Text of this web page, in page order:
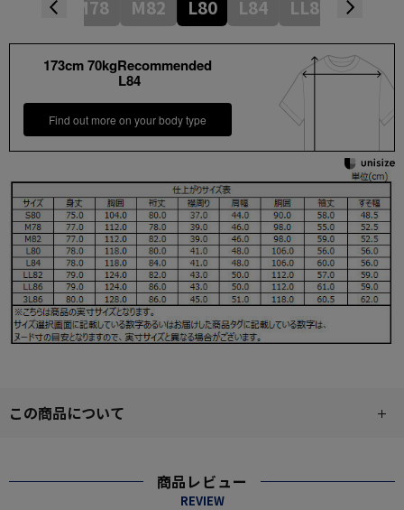
S80 M78 M82 L80 L84 LL82 LL86
173cm 70kgRecommended
L84
Find out more on your body type
この商品について
商品レビュー
REVIEW